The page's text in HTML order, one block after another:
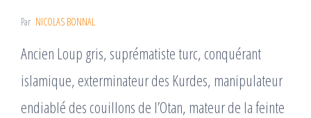
Par NICOLAS BONNAL
Ancien Loup gris, suprématiste turc, conquérant
islamique, exterminateur des Kurdes, manipulateur
endiablé des couillons de l’Otan, mateur de la feinte